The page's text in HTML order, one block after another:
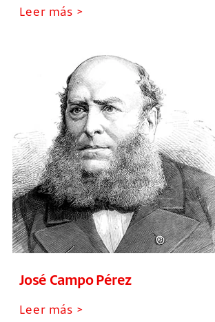
Leer más >
José Campo Pérez
Leer más >